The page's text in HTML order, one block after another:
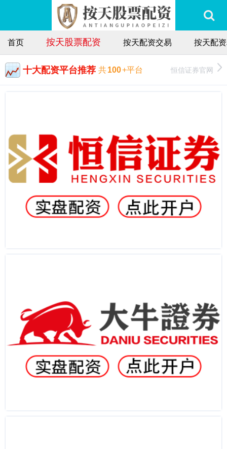
首页 按天股票配资 按天配资交易 按天配
十大配资平台推荐 共100+平台 恒信证券官网